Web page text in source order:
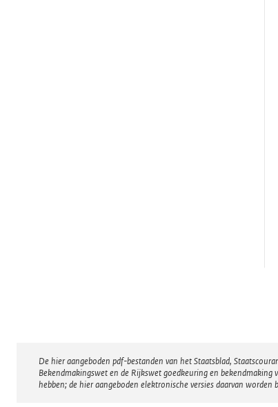
Disclaimer
De hier aangeboden pdf-bestanden van het Staatsblad,
Bekendmakingswet en de Rijkswet goedkeuring en
hebben; de hier aangeboden elektronische versies daarvan worden